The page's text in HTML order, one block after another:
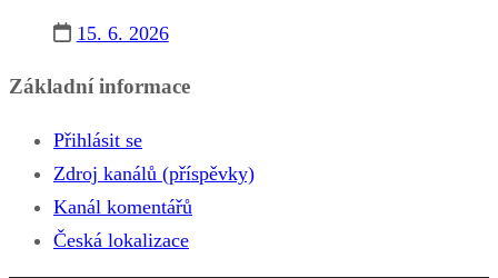
15. 6. 2026
Základní informace
Přihlásit se
Zdroj kanálů (příspěvky)
Kanál komentářů
Česká lokalizace